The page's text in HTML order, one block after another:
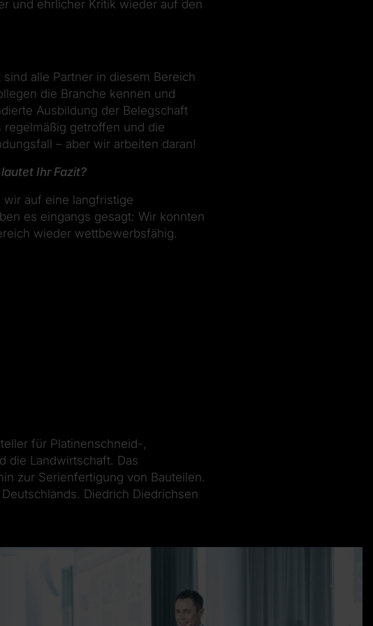
und ehrlicher Kritik wieder auf den
alle Partner in diesem Bereich
die Branche kennen und
Ausbildung der Belegschaft
getroffen und die
– aber wir arbeiten daran!
Ihr Fazit?
auf eine langfristige
es eingangs gesagt: Wir konnten
wieder wettbewerbsfähig.
für Platinenschneid-,
die Landwirtschaft. Das
zur Serienfertigung von Bauteilen.
Diedrich Diedrichsen